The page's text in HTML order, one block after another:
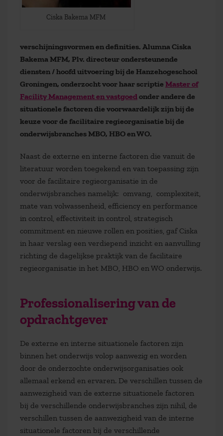
Ciska Bakema MFM
verschijningsvormen en definities. Alumna Ciska
Bakema MFM, Plv. directeur ondersteunende
diensten / hoofd uitvoering bij de Hanzehogeschool
Groningen, onderzocht voor haar scriptie Master of
Facility Management en vastgoedonder andere de
situationele factoren die voorwaardelijk zijn bij de
keuze voor de facilitaire regieorganisatie bij de
onderwijsbranches MBO, HBO en WO.
Naast de externe en interne factoren die vanuit de
literatuur worden toegekend en van toepassing zijn
voor de facilitaire regieorganisatie in de
onderwijsbranches namelijk: omvang, complexiteit,
mate van volwassenheid, efficiency en performance
in control, effectiviteit in control, strategisch
commitment en nieuwe rollen en posities, gaf Ciska
in haar verslag een verdiepend inzicht en aanvulling
richting de dagelijkse praktijk van de facilitaire
regieorganisatie in het MBO, HBO en WO onderwijs.
Professionalisering van de
opdrachtgever
De externe en interne situationele factoren zijn
binnen het onderwijs volop aanwezig en worden
door de onderzochte onderwijsorganisaties ook
allemaal erkend en ervaren. De verschillen tussen de
aanwezigheid van de externe situationele factoren
bij de verschillende onderwijsbranches zijn nihil, de
verschillen tussen de aanwezigheid van de interne
situationele factoren bij de verschillende